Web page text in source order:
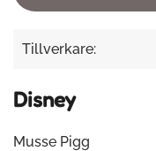
Tillverkare:
Disney
Musse Pigg